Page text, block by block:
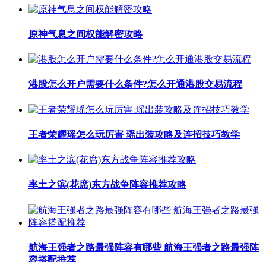
原神气息之间权能解密攻略
港股怎么开户需要什么条件?怎么开通港股交易流程
王者荣耀瑶怎么玩厉害 瑶出装攻略及连招技巧教学
率土之滨(花席)东方战争阵容推荐攻略
航海王强者之路最强阵容有哪些 航海王强者之路最强阵
容搭配推荐